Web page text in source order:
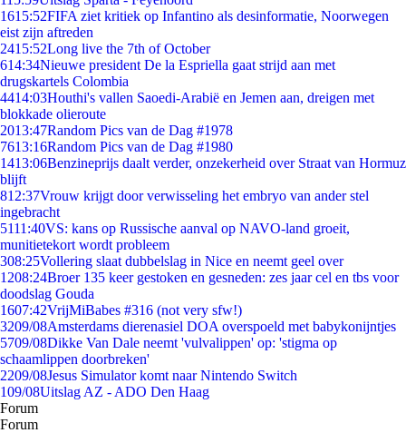
1615:52FIFA ziet kritiek op Infantino als desinformatie, Noorwegen
eist zijn aftreden
2415:52Long live the 7th of October
614:34Nieuwe president De la Espriella gaat strijd aan met
drugskartels Colombia
4414:03Houthi's vallen Saoedi-Arabië en Jemen aan, dreigen met
blokkade olieroute
2013:47Random Pics van de Dag #1978
7613:16Random Pics van de Dag #1980
1413:06Benzineprijs daalt verder, onzekerheid over Straat van Hormuz
blijft
812:37Vrouw krijgt door verwisseling het embryo van ander stel
ingebracht
5111:40VS: kans op Russische aanval op NAVO-land groeit,
munitietekort wordt probleem
308:25Vollering slaat dubbelslag in Nice en neemt geel over
1208:24Broer 135 keer gestoken en gesneden: zes jaar cel en tbs voor
doodslag Gouda
1607:42VrijMiBabes #316 (not very sfw!)
3209/08Amsterdams dierenasiel DOA overspoeld met babykonijntjes
5709/08Dikke Van Dale neemt 'vulvalippen' op: 'stigma op
schaamlippen doorbreken'
2209/08Jesus Simulator komt naar Nintendo Switch
109/08Uitslag AZ - ADO Den Haag
Forum
Forum